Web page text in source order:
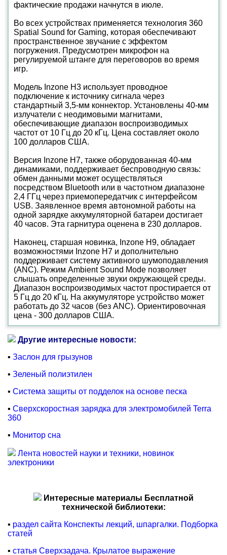
фактические продажи начнутся в июле.
Во всех устройствах применяется технология 360
Spatial Sound for Gaming, которая обеспечивают
пространственное звучание с эффектом
погружения. Предусмотрен микрофон на
регулируемой штанге для переговоров во время
игр.
Модель Inzone H3 использует проводное
подключение к источнику сигнала через
стандартный 3,5-мм коннектор. Установлены 40-мм
излучатели с неодимовыми магнитами,
обеспечивающие диапазон воспроизводимых
частот от 10 Гц до 20 кГц. Цена составляет около
100 долларов США.
Версия Inzone H7, также оборудованная 40-мм
динамиками, поддерживает беспроводную связь:
обмен данными может осуществляться
посредством Bluetooth или в частотном диапазоне
2,4 ГГц через приемопередатчик с интерфейсом
USB. Заявленное время автономной работы на
одной зарядке аккумуляторной батареи достигает
40 часов. Эта гарнитура оценена в 230 долларов.
Наконец, старшая новинка, Inzone H9, обладает
возможностями Inzone H7 и дополнительно
поддерживает систему активного шумоподавления
(ANC). Режим Ambient Sound Mode позволяет
слышать определенные звуки окружающей среды.
Диапазон воспроизводимых частот простирается от
5 Гц до 20 кГц. На аккумуляторе устройство может
работать до 32 часов (без ANC). Ориентировочная
цена - 300 долларов США.
Другие интересные новости:
▪ Заслон для грызунов
▪ Зеленый полиэтилен
▪ Система защиты от подделок на основе песка
▪ Сверхскоростная зарядка для электромобилей Terra
360
▪ Монитор сна
Лента новостей науки и техники, новинок
электроники
Интересные материалы Бесплатной
технической библиотеки:
▪ раздел сайта Конспекты лекций, шпаргалки. Подборка
статей
▪ статья Сверхзадача. Крылатое выражение